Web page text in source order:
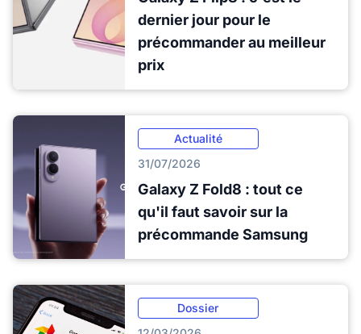
dernier jour pour le
précommander au meilleur
prix
Actualité
31/07/2026
Galaxy Z Fold8 : tout ce
qu'il faut savoir sur la
précommande Samsung
Dossier